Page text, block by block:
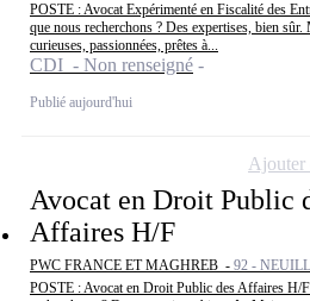
POSTE : Avocat Expérimenté en Fiscalité des
que nous recherchons ? Des expertises, bien
curieuses, passionnées, prêtes à...
CDI - Non renseigné
Publié aujourd'hui
Avocat en Droit Public
Affaires H/F
PWC FRANCE ET MAGHREB - 92 -
POSTE : Avocat en Droit Public des Affaires H/
Ajouter